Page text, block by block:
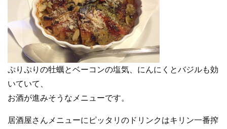
ぷりぷりの牡蠣とベーコンの塩気、にんにくとバジルも効
いていて、
お酒が進みそうなメニューです。
居酒屋さんメニューにピッタリのドリンクはキリン一番搾